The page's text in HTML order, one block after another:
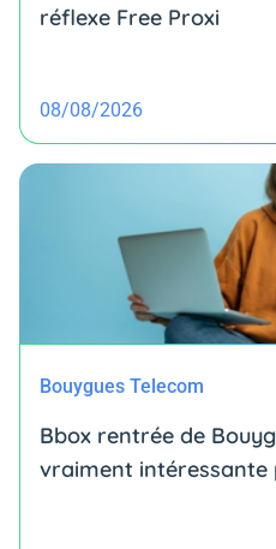
réflexe Free Proxi
08/08/2026
Bouygues Telecom
Bbox rentrée de
vraiment intéressante